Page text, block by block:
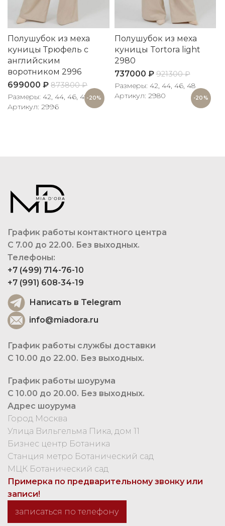
-20%
Полушубок из меха
куницы Трюфель с
английским
воротником 2996
699000 ₽ 873800₽
Размеры: 42, 44, 46, 48
Артикул: 2996
-20%
Полушубок из меха
куницы Tortora light
2980
737000 ₽ 921300₽
Размеры: 42, 44, 46, 48
Артикул: 2980
График работы контактного центра
С 7.00 до 22.00. Без выходных.
Телефоны:
+7 (499) 714-76-10
+7 (991) 608-34-19
Написать в Telegram
info@miadora.ru
График работы службы доставки
С 10.00 до 22.00. Без выходных.
График работы шоурума
С 10.00 до 20.00. Без выходных.
Адрес шоурума
Город Москва
Улица Вильгельма Пика, дом 11
Бизнес центр Ботаника
Станция метро Ботанический сад
МЦК Ботанический сад
Примерка по предварительному звонку или
записи!
записаться по телефону